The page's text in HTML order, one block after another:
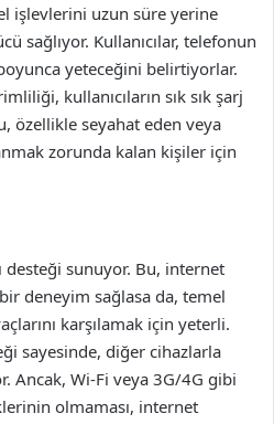
işlevlerini uzun süre yerine
sağlıyor. Kullanıcılar, telefonun
yeteceğini belirtiyorlar.
kullanıcıların sık sık şarj
özellikle seyahat eden veya
zorunda kalan kişiler için
desteği sunuyor. Bu, internet
bir deneyim sağlasa da, temel
karşılamak için yeterli.
sayesinde, diğer cihazlarla
Ancak, Wi-Fi veya 3G/4G gibi
olmaması, internet